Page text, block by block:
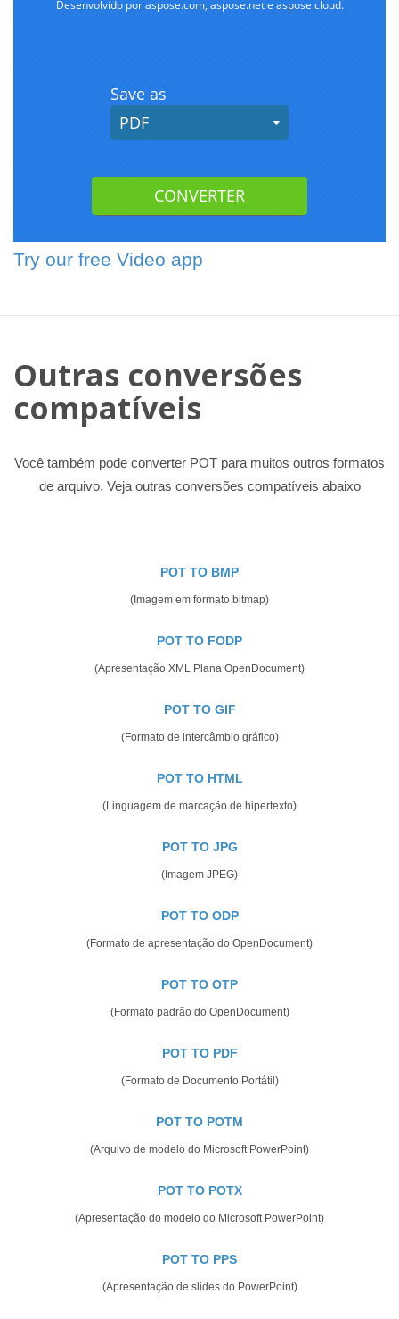
Try our free Video app
Outras conversões
compatíveis
Você também pode converter POT para muitos outros formatos
de arquivo. Veja outras conversões compatíveis abaixo
POT TO BMP
(Imagem em formato bitmap)
POT TO FODP
(Apresentação XML Plana OpenDocument)
POT TO GIF
(Formato de intercâmbio gráfico)
POT TO HTML
(Linguagem de marcação de hipertexto)
POT TO JPG
(Imagem JPEG)
POT TO ODP
(Formato de apresentação do OpenDocument)
POT TO OTP
(Formato padrão do OpenDocument)
POT TO PDF
(Formato de Documento Portátil)
POT TO POTM
(Arquivo de modelo do Microsoft PowerPoint)
POT TO POTX
(Apresentação do modelo do Microsoft PowerPoint)
POT TO PPS
(Apresentação de slides do PowerPoint)